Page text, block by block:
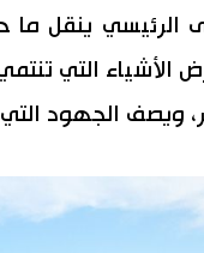
الأشياء التي
ويصف الجهود التي